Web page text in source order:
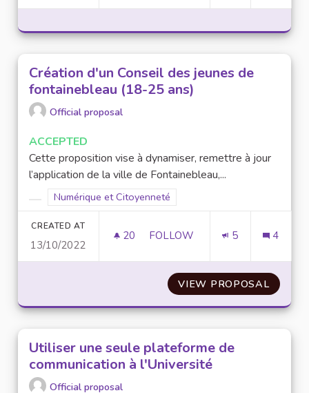
Création d'un Conseil des jeunes de
fontainebleau (18-25 ans)
Official proposal
ACCEPTED
Cette proposition vise à dynamiser, remettre à jour
l’application de la ville de Fontainebleau,...
Filter results for category:
Filter results for scope: Numérique et Citoyenneté
Numérique et Citoyenneté
CREATED AT
13/10/2022
20 20 FOLLOWERS
FOLLOW 5 4
VIEW PROPOSAL
Utiliser une seule plateforme de
communication à l'Université
Official proposal